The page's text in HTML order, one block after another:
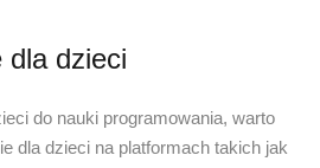
dla dzieci
do nauki programowania, warto
dla dzieci na platformach takich jak